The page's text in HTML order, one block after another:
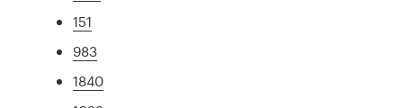
151
983
1840